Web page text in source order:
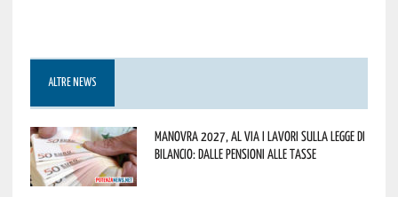
ALTRE NEWS
Manovra 2027, al via i lavori sulla Legge di
Bilancio: dalle pensioni alle tasse